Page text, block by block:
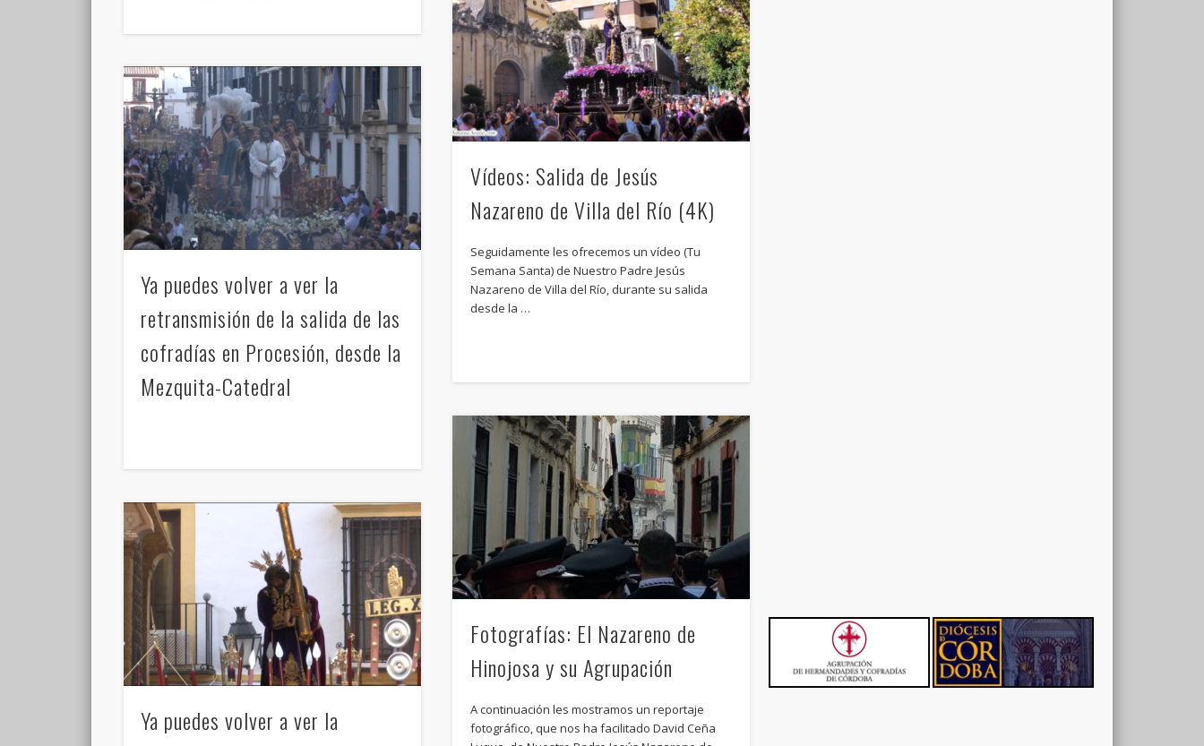
Vídeos: Salida de Jesús
Nazareno de Villa del Río (4K)
Seguidamente les ofrecemos un vídeo (Tu
Semana Santa) de Nuestro Padre Jesús
Nazareno de Villa del Río, durante su salida
desde la …
Ya puedes volver a ver la
retransmisión de la salida de las
cofradías en Procesión, desde la
Mezquita-Catedral
Fotografías: El Nazareno de
Hinojosa y su Agrupación
A continuación les mostramos un reportaje
fotográfico, que nos ha facilitado David Ceña
Ya puedes volver a ver la